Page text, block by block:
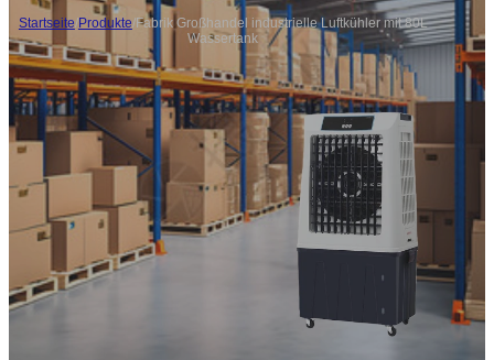
Startseite/Produkte/Fabrik Großhandel industrielle Luftkühler mit 80L
Wassertank